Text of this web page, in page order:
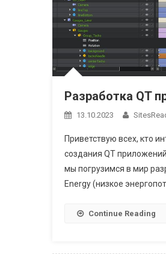
Разработка QT
13.10.2023
Приветствую всех, кто
создания QT
мы погрузимся в мир
Energy (низкое
Continue Reading